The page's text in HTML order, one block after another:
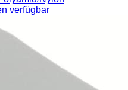
verfügbar